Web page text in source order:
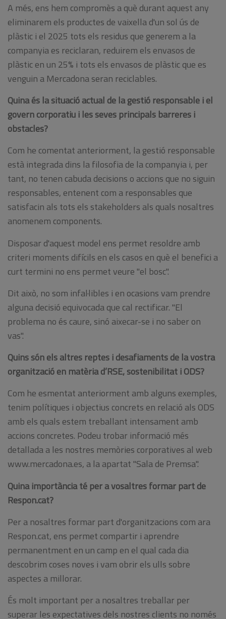
A més, ens hem compromès a què durant aquest any
eliminarem els productes de vaixella d'un sol ús de
plàstic i el 2025 tots els residus que generem a la
companyia es reciclaran, reduirem els envasos de
plàstic en un 25% i tots els envasos de plàstic que es
venguin a Mercadona seran reciclables.
Quina és la situació actual de la gestió responsable i el
govern corporatiu i les seves principals barreres i
obstacles?
Com he comentat anteriorment, la gestió responsable
està integrada dins la filosofia de la companyia i, per
tant, no tenen cabuda decisions o accions que no siguin
responsables, entenent com a responsables que
satisfacin als tots els stakeholders als quals nosaltres
anomenem components.
Disposar d'aquest model ens permet resoldre amb
criteri moments difícils en els casos en què el benefici a
curt termini no ens permet veure "el bosc".
Dit això, no som infal·libles i en ocasions vam prendre
alguna decisió equivocada que cal rectificar. "El
problema no és caure, sinó aixecar-se i no saber on
vas".
Quins són els altres reptes i desafiaments de la vostra
organització en matèria d’RSE, sostenibilitat i ODS?
Com he esmentat anteriorment amb alguns exemples,
tenim polítiques i objectius concrets en relació als ODS
amb els quals estem treballant intensament amb
accions concretes. Podeu trobar informació més
detallada a les nostres memòries corporatives al web
www.mercadona.es, a la apartat "Sala de Premsa".
Quina importància té per a vosaltres formar part de
Respon.cat?
Per a nosaltres formar part d'organitzacions com ara
Respon.cat, ens permet compartir i aprendre
permanentment en un camp en el qual cada dia
descobrim coses noves i vam obrir els ulls sobre
aspectes a millorar.
És molt important per a nosaltres treballar per
superar les expectatives dels nostres clients no només